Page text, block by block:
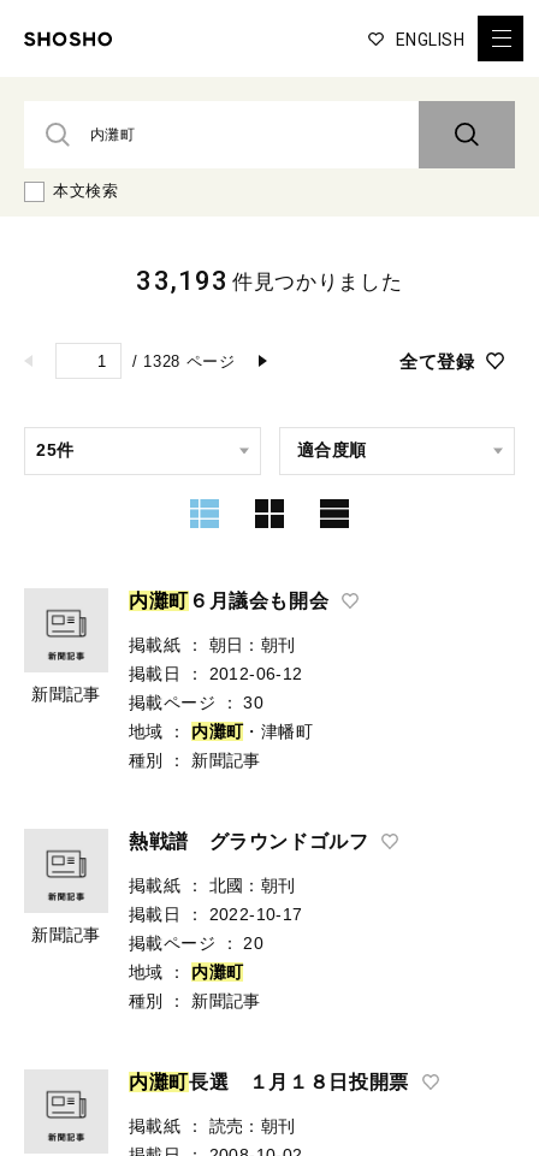
ENGLISH
本文検索
/ 1328 ページ 全て登録
33,193 件見つかりました
新聞記事
内灘町６月議会も開会
掲載紙 ：
朝日：朝刊
掲載日
：
2012-06-12
掲載ページ
：
30
地域
： 内灘町・津幡町
種別
： 新聞記事
新聞記事
熱戦譜 グラウンドゴルフ
掲載紙 ：
北國：朝刊
掲載日
：
2022-10-17
掲載ページ
：
20
地域
： 内灘町
種別
： 新聞記事
内灘町長選 １月１８日投開票
掲載紙 ：
読売：朝刊